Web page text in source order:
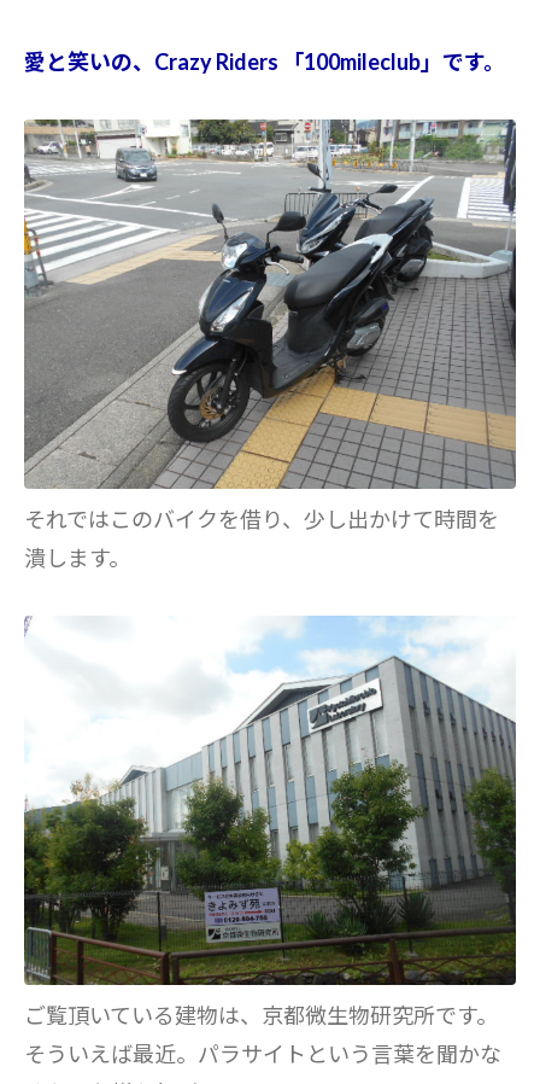
愛と笑いの、Crazy Riders 「100mileclub」です。
それではこのバイクを借り、少し出かけて時間を
潰します。
ご覧頂いている建物は、京都微生物研究所です。
そういえば最近。パラサイトという言葉を聞かな